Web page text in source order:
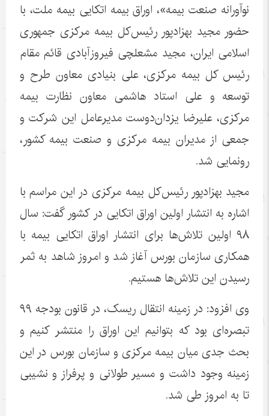
نوآورانه صنعت بیمه»، اوراق بیمه اتکایی بیمه ملت، با
حضور مجید بهزادپور رئیس‌کل بیمه مرکزی جمهوری
اسلامی ایران، مجید مشعلچی فیروزآبادی قائم مقام
رئیس کل بیمه مرکزی، علی بنیادی معاون طرح و
توسعه و علی استاد هاشمی معاون نظارت بیمه
مرکزی، علیرضا یزدان‌دوست مدیرعامل این شرکت و
جمعی از مدیران بیمه مرکزی و صنعت بیمه کشور،
رونمایی شد.
مجید بهزادپور رئیس‌کل بیمه مرکزی در این مراسم با
اشاره به انتشار اولین اوراق اتکایی در کشور گفت: سال
۹۸ اولین تلاش‌ها برای انتشار اوراق اتکایی بیمه با
همکاری سازمان بورس آغاز شد و امروز شاهد به ثمر
رسیدن این تلاش‌ها هستیم.
وی افزود: در زمینه انتقال ریسک، در قانون بودجه ۹۹
تبصره‌ای بود که بتوانیم این اوراق را منتشر کنیم و
بحث جدی میان بیمه مرکزی و سازمان بورس در این
زمینه وجود داشت و مسیر طولانی و پرفراز و نشیبی
تا به امروز طی شد.